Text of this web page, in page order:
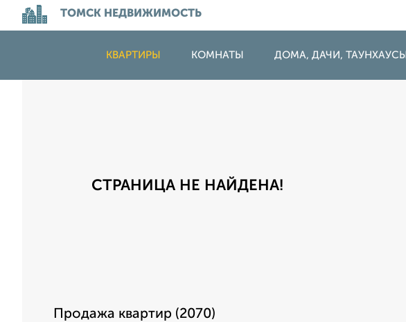
ТОМСК НЕДВИЖИМОСТЬ
КВАРТИРЫ КОМНАТЫ ДОМА, ДАЧИ, ТАУНХАУСЫ
СТРАНИЦА НЕ НАЙДЕНА!
Продажа квартир (2070)